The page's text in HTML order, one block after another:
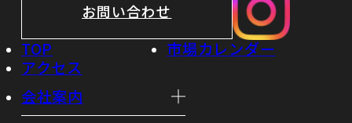
お問い合わせ
TOP
市場カレンダー
アクセス
会社案内